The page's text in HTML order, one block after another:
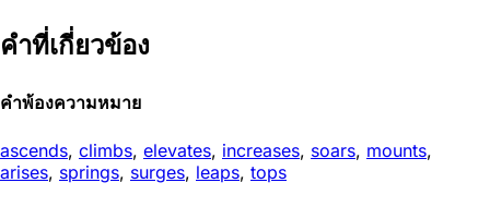
คำที่เกี่ยวข้อง
คำพ้องความหมาย
ascends, climbs, elevates, increases, soars, mounts,
arises, springs, surges, leaps, tops